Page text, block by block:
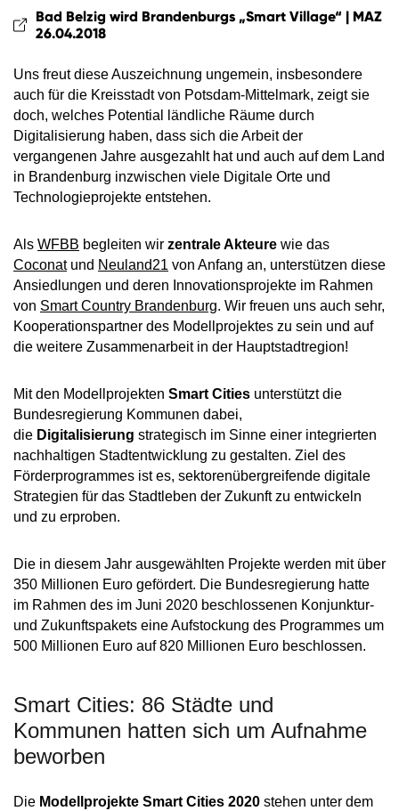
Uns freut diese Auszeichnung ungemein, insbesondere
auch für die Kreisstadt von Potsdam-Mittelmark, zeigt sie
doch, welches Potential ländliche Räume durch
Digitalisierung haben, dass sich die Arbeit der
vergangenen Jahre ausgezahlt hat und auch auf dem Land
in Brandenburg inzwischen viele Digitale Orte und
Technologieprojekte entstehen.
Als WFBB begleiten wir zentrale Akteure wie das
Coconatund Neuland21 von Anfang an, unterstützen diese
Ansiedlungen und deren Innovationsprojekte im Rahmen
von Smart Country Brandenburg. Wir freuen uns auch sehr,
Kooperationspartner des Modellprojektes zu sein und auf
die weitere Zusammenarbeit in der Hauptstadtregion!
Mit den Modellprojekten Smart Cities unterstützt die
Bundesregierung Kommunen dabei,
die Digitalisierung strategisch im Sinne einer integrierten
nachhaltigen Stadtentwicklung zu gestalten. Ziel des
Förderprogrammes ist es, sektorenübergreifende digitale
Strategien für das Stadtleben der Zukunft zu entwickeln
und zu erproben.
Die in diesem Jahr ausgewählten Projekte werden mit über
350 Millionen Euro gefördert. Die Bundesregierung hatte
im Rahmen des im Juni 2020 beschlossenen Konjunktur-
und Zukunftspakets eine Aufstockung des Programmes um
500 Millionen Euro auf 820 Millionen Euro beschlossen.
Smart Cities: 86 Städte und
Kommunen hatten sich um Aufnahme
beworben
Die Modellprojekte Smart Cities 2020 stehen unter dem
Bad Belzig wird Brandenburgs „Smart Village“ | MAZ
26.04.2018